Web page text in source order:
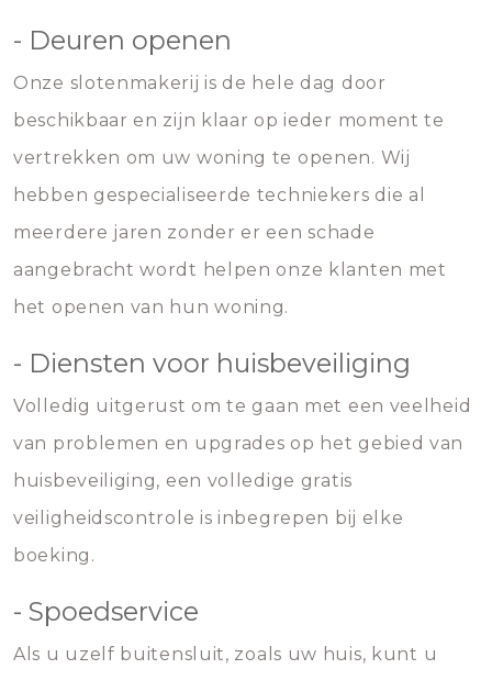
- Deuren openen
Onze slotenmakerij is de hele dag door
beschikbaar en zijn klaar op ieder moment te
vertrekken om uw woning te openen. Wij
hebben gespecialiseerde techniekers die al
meerdere jaren zonder er een schade
aangebracht wordt helpen onze klanten met
het openen van hun woning.
- Diensten voor huisbeveiliging
Volledig uitgerust om te gaan met een veelheid
van problemen en upgrades op het gebied van
huisbeveiliging, een volledige gratis
veiligheidscontrole is inbegrepen bij elke
boeking.
- Spoedservice
Als u uzelf buitensluit, zoals uw huis, kunt u